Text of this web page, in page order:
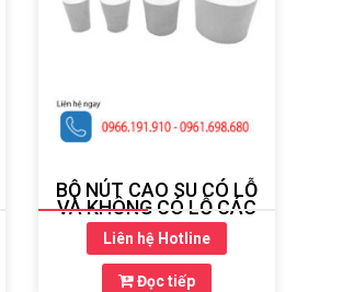
BỘ NÚT CAO SU CÓ LỖ
VÀ KHÔNG CÓ LỖ CÁC
LOẠI
Liên hệ Hotline
Đọc tiếp